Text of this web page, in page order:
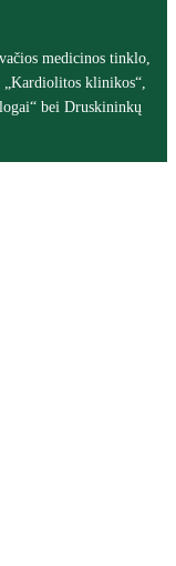
medicinos tinklo,
„Kardiolitos klinikos“,
bei Druskininkų